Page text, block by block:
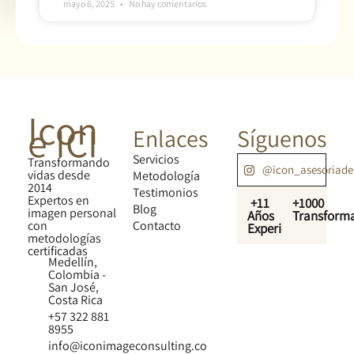
mayo 6, 2025 No hay comentarios
Icon
e ICI
Transformando
vidas desde
2014
Expertos en
imagen personal
con
metodologías
certificadas
Medellín,
Colombia -
San José,
Costa Rica
+57 322 881
8955
info@iconimageconsulting.co
Enlaces
Servicios
Metodología
Testimonios
Blog
Contacto
Síguenos
+11
Años
Experiencia
+1000